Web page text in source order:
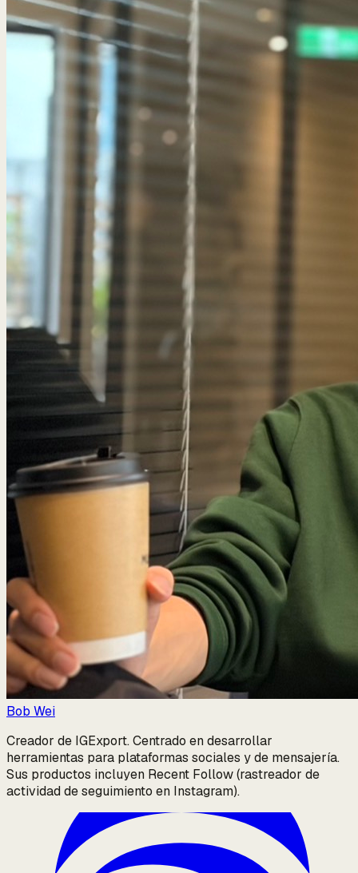
Bob Wei
Creador de IGExport. Centrado en desarrollar
herramientas para plataformas sociales y de mensajería.
Sus productos incluyen Recent Follow (rastreador de
actividad de seguimiento en Instagram).